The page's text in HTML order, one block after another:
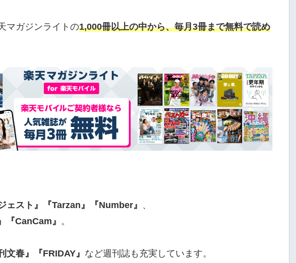
マガジンライトの1,000冊以上の中から、毎月3冊まで無料で読め
ェスト』『Tarzan』『Number』 、
『CanCam』 。
文春』『FRIDAY』 など週刊誌も充実しています。